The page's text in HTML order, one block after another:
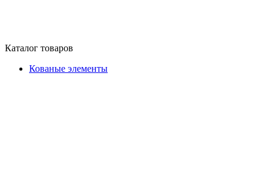
Каталог товаров
Кованые элементы